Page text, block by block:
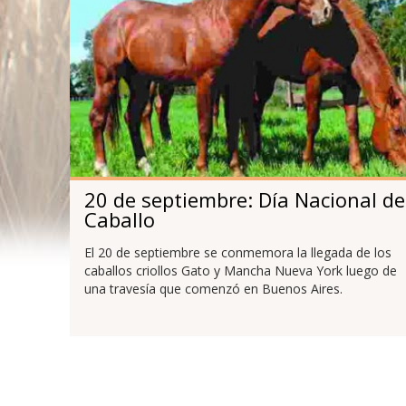
20 de septiembre: Día Nacional
Caballo
El 20 de septiembre se conmemora la llegada de los
caballos criollos Gato y Mancha Nueva York luego de
una travesía que comenzó en Buenos Aires.